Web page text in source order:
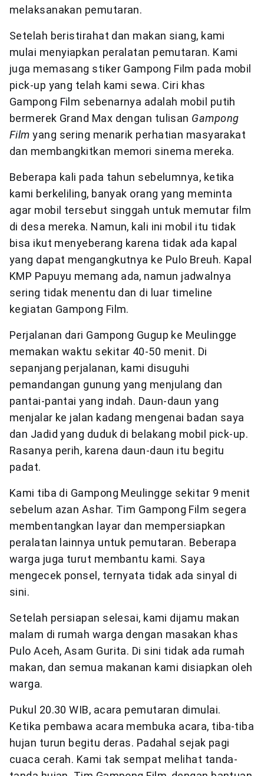
melaksanakan pemutaran.
Setelah beristirahat dan makan siang, kami
mulai menyiapkan peralatan pemutaran. Kami
juga memasang stiker Gampong Film pada mobil
pick-up yang telah kami sewa. Ciri khas
Gampong Film sebenarnya adalah mobil putih
bermerek Grand Max dengan tulisan Gampong
Film yang sering menarik perhatian masyarakat
dan membangkitkan memori sinema mereka.
Beberapa kali pada tahun sebelumnya, ketika
kami berkeliling, banyak orang yang meminta
agar mobil tersebut singgah untuk memutar film
di desa mereka. Namun, kali ini mobil itu tidak
bisa ikut menyeberang karena tidak ada kapal
yang dapat mengangkutnya ke Pulo Breuh. Kapal
KMP Papuyu memang ada, namun jadwalnya
sering tidak menentu dan di luar timeline
kegiatan Gampong Film.
Perjalanan dari Gampong Gugup ke Meulingge
memakan waktu sekitar 40-50 menit. Di
sepanjang perjalanan, kami disuguhi
pemandangan gunung yang menjulang dan
pantai-pantai yang indah. Daun-daun yang
menjalar ke jalan kadang mengenai badan saya
dan Jadid yang duduk di belakang mobil pick-up.
Rasanya perih, karena daun-daun itu begitu
padat.
Kami tiba di Gampong Meulingge sekitar 9 menit
sebelum azan Ashar. Tim Gampong Film segera
membentangkan layar dan mempersiapkan
peralatan lainnya untuk pemutaran. Beberapa
warga juga turut membantu kami. Saya
mengecek ponsel, ternyata tidak ada sinyal di
sini.
Setelah persiapan selesai, kami dijamu makan
malam di rumah warga dengan masakan khas
Pulo Aceh, Asam Gurita. Di sini tidak ada rumah
makan, dan semua makanan kami disiapkan oleh
warga.
Pukul 20.30 WIB, acara pemutaran dimulai.
Ketika pembawa acara membuka acara, tiba-tiba
hujan turun begitu deras. Padahal sejak pagi
cuaca cerah. Kami tak sempat melihat tanda-